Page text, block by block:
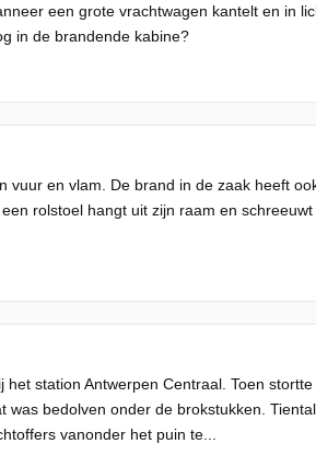
een grote vrachtwagen kantelt en in
in de brandende kabine?
vuur en vlam. De brand in de zaak heeft
rolstoel hangt uit zijn raam en schreeuwt
station Antwerpen Centraal. Toen
bedolven onder de brokstukken.
vanonder het puin te...